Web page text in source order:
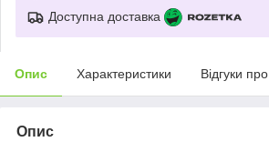
Доступна доставка
Опис Характеристики Відгуки
Опис